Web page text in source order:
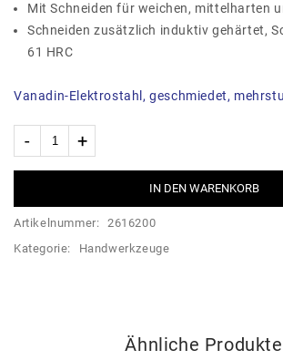
Mit Schneiden für weichen, mittelharten
Schneiden zusätzlich induktiv gehärtet,
61 HRC
Vanadin-Elektrostahl, geschmiedet,
IN DEN WARENKORB
Artikelnummer: 2616200
Kategorie:
Handwerkzeuge
Ähnliche Produkte